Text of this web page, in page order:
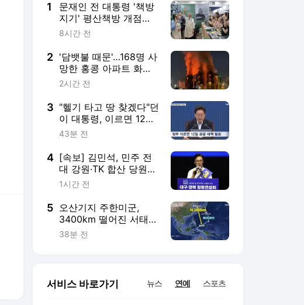
1
문재인 전 대통령 '책방
지기' 평산책방 개점
1200일 "63만 명 다녀
8시간 전
2 '담뱃불 때문'…168명 사
망한 홍콩 아파트 화재,
조사 결과 발표
2시간 전
3 "헬기 타고 땅 찾겠다"던
이 대통령, 이르면 12일
공급 대책 발표
43분 전
4 [속보] 김민석, 민주 전
대 강원·TK 합산 당원투
표서 승리
1시간 전
5 오산기지 주한미군,
3400km 떨어진 서태평
양 섬나라서 미사일 훈
38분 전
서비스 바로가기 뉴스 연예 스포츠